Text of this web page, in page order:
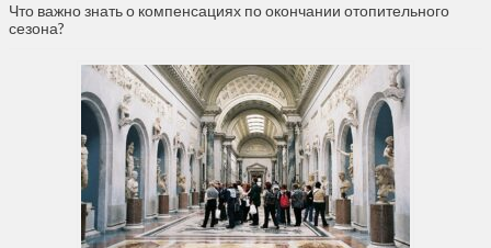
Что важно знать о компенсациях по окончании отопительного
сезона?